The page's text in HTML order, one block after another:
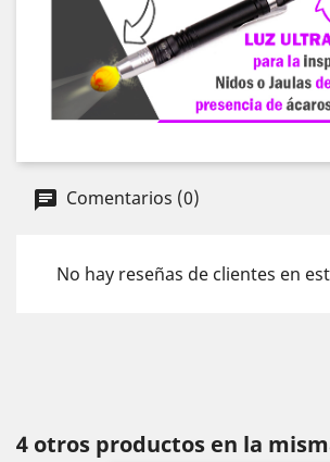
Comentarios (0)
No hay reseñas de clientes en
4 otros productos en la